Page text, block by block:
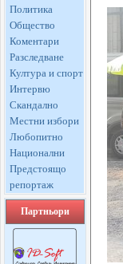
Политика
Общество
Коментари
Разследване
Култура и спорт
Интервю
Скандално
Местни избори
Любопитно
Национални
Предстоящо
репортаж
Партньори